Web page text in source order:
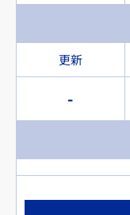
更新
-